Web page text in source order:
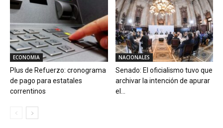
ECONOMIA
Plus de Refuerzo: cronograma
de pago para estatales
correntinos
NACIONALES
Senado: El oficialismo tuvo que
archivar la intención de apurar
el...